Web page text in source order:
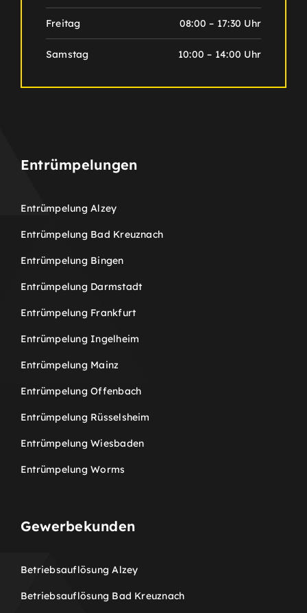
Freitag 08:00 – 17:30 Uhr
Samstag 10:00 – 14:00 Uhr
Entrümpelungen
Entrümpelung Alzey
Entrümpelung Bad Kreuznach
Entrümpelung Bingen
Entrümpelung Darmstadt
Entrümpelung Frankfurt
Entrümpelung Ingelheim
Entrümpelung Mainz
Entrümpelung Offenbach
Entrümpelung Rüsselsheim
Entrümpelung Wiesbaden
Entrümpelung Worms
Gewerbekunden
Betriebsauflösung Alzey
Betriebsauflösung Bad Kreuznach